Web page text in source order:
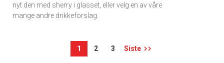
nyt den med sherry i glasset, eller velg en av våre
mange andre drikkeforslag.
1 2 3 Siste